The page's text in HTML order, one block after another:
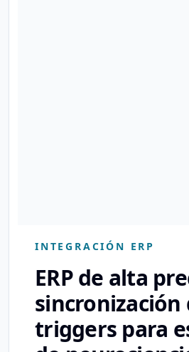
INTEGRACIÓN ERP
ERP de alta
sincronización
triggers para